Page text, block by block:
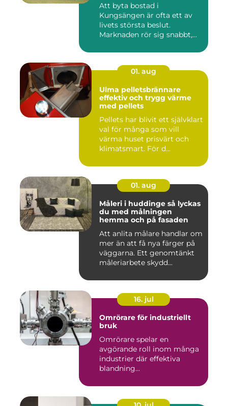
Att byta bostad i
Kungsängen är ofta ett av
livets största beslut.
Marknaden rör sig snabbt,
01. aug
Ulma pelletsbrännare
effektiv och trygg värme
med pellets
Pellets har blivit ett självklart
val för många som vill
värma huset prisvärt och
klimatsmart. För d...
01. aug
Måleri i huddinge så lyckas
du med målningen
hemma och på fasaden
Att anlita målare handlar om
mer än att få nya färger på
väggarna. Ett genomtänkt
måleriarbete skydd...
16. jul
Omrörare för industriellt
bruk
Omrörare spelar en
avgörande roll inom många
industrier där effektiva
blandning...